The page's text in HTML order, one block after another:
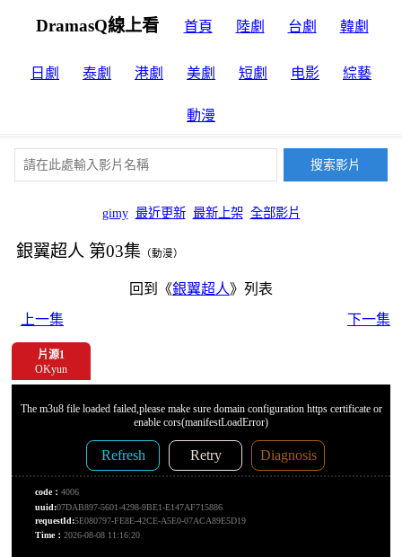
DramasQ線上看 首頁 陸劇 台劇 韓劇
日劇 泰劇 港劇 美劇 短劇 电影 綜藝
動漫
gimy 最近更新 最新上架 全部影片
銀翼超人 第03集 （動漫）
回到《銀翼超人》列表
上一集
下一集
片源1
OKyun